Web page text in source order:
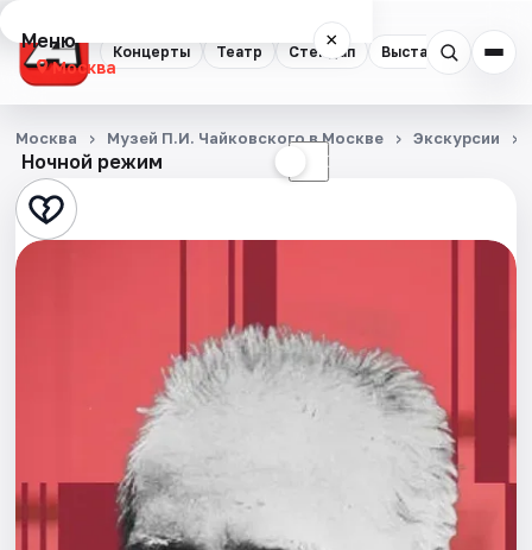
Концерты Театр Стендап Выставки
Меню ×
Москва
Концерты
Театр
Стендап
События
Ночной режим ☾
Москва Музей П.И. Чайковского в Москве Экскурсии